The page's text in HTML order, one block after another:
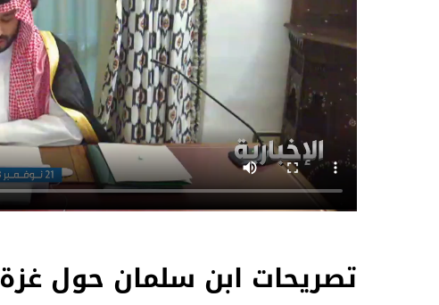
تصريحات ابن سلمان حول غزة